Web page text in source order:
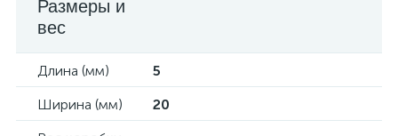
Размеры и
вес
Длина (мм)
5
Ширина (мм)
20